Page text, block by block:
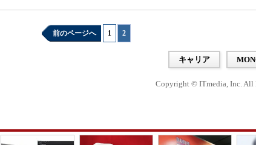
前のページへ 1 2
キャリア
Copyright © ITmedia, Inc. All